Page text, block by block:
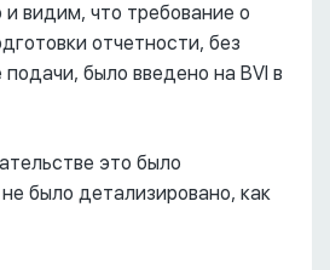
и видим, что требование о
отчетности, без
было введено на BVI в
это было
было детализировано, как